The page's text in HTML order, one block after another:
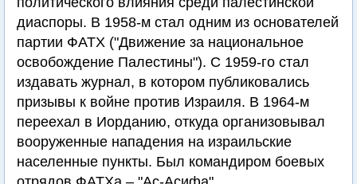
диаспоры. В 1958-м стал одним из основателей
партии ФАТХ ("Движение за национальное
освобождение Палестины"). С 1959-го стал
издавать журнал, в котором публиковались
призывы к войне против Израиля. В 1964-м
переехал в Иорданию, откуда организовывал
вооруженные нападения на израильские
населенные пункты. Был командиром боевых